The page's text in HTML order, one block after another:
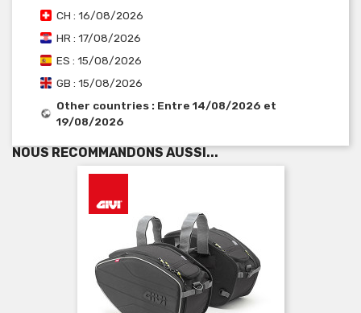
CH : 16/08/2026
HR : 17/08/2026
ES : 15/08/2026
GB : 15/08/2026
Other countries : Entre 14/08/2026 et
19/08/2026
NOUS RECOMMANDONS AUSSI...